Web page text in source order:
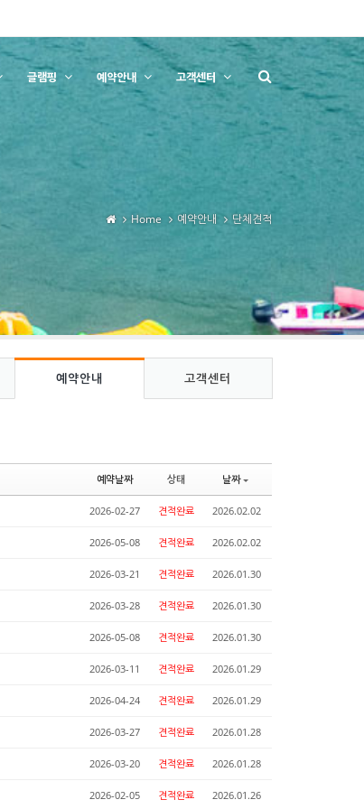
글램핑 예약안내 고객센터
Home 예약안내 단체견적
예약안내 고객센터
예약날짜 상태 날짜
2026-02-27 견적완료 2026.02.02
2026-05-08 견적완료 2026.02.02
2026-03-21 견적완료 2026.01.30
2026-03-28 견적완료 2026.01.30
2026-05-08 견적완료 2026.01.30
2026-03-11 견적완료 2026.01.29
2026-04-24 견적완료 2026.01.29
2026-03-27 견적완료 2026.01.28
2026-03-20 견적완료 2026.01.28
2026-02-05 견적완료 2026.01.26